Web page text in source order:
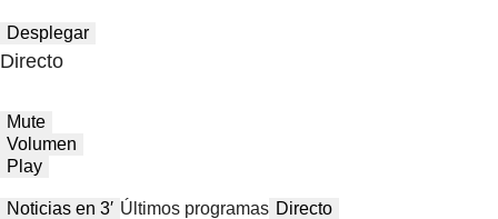
Desplegar
Directo
Mute
Volumen
Play
Noticias en 3′ Últimos programas Directo